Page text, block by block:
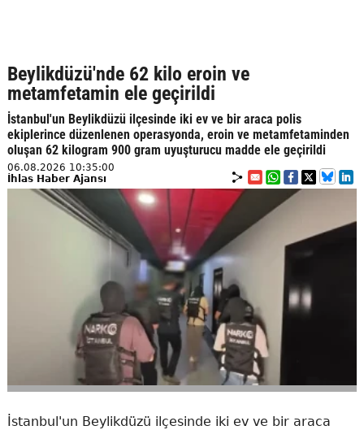
Beylikdüzü'nde 62 kilo eroin ve
metamfetamin ele geçirildi
İstanbul'un Beylikdüzü ilçesinde iki ev ve bir araca polis
ekiplerince düzenlenen operasyonda, eroin ve metamfetaminden
oluşan 62 kilogram 900 gram uyuşturucu madde ele geçirildi
06.08.2026 10:35:00
İhlas Haber Ajansı
İstanbul'un Beylikdüzü ilçesinde iki ev ve bir araca